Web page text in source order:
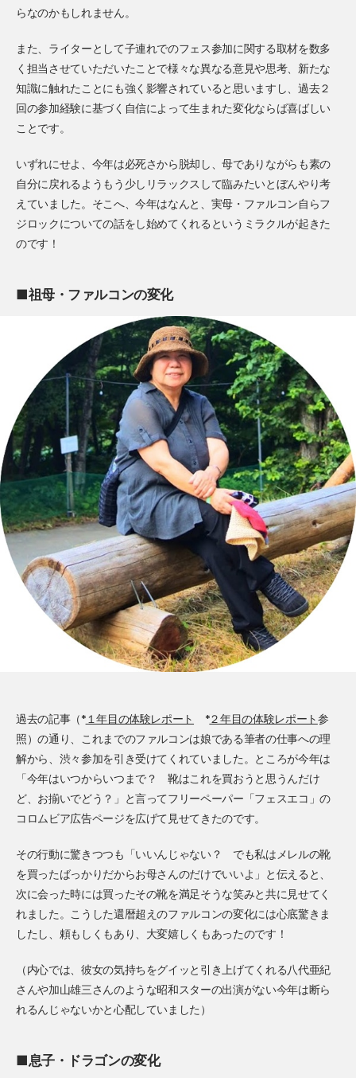
らなのかもしれません。
また、ライターとして子連れでのフェス参加に関する取材を数多
く担当させていただいたことで様々な異なる意見や思考、新たな
知識に触れたことにも強く影響されていると思いますし、過去２
回の参加経験に基づく自信によって生まれた変化ならば喜ばしい
ことです。
いずれにせよ、今年は必死さから脱却し、母でありながらも素の
自分に戻れるようもう少しリラックスして臨みたいとぼんやり考
えていました。そこへ、今年はなんと、実母・ファルコン自らフ
ジロックについての話をし始めてくれるというミラクルが起きた
のです！
■祖母・ファルコンの変化
過去の記事（*１年目の体験レポート *２年目の体験レポート参
照）の通り、これまでのファルコンは娘である筆者の仕事への理
解から、渋々参加を引き受けてくれていました。ところが今年は
「今年はいつからいつまで？ 靴はこれを買おうと思うんだけ
ど、お揃いでどう？」と言ってフリーペーパー「フェスエコ」の
コロムビア広告ページを広げて見せてきたのです。
その行動に驚きつつも「いいんじゃない？ でも私はメレルの靴
を買ったばっかりだからお母さんのだけでいいよ」と伝えると、
次に会った時には買ったその靴を満足そうな笑みと共に見せてく
れました。こうした還暦超えのファルコンの変化には心底驚きま
したし、頼もしくもあり、大変嬉しくもあったのです！
（内心では、彼女の気持ちをグイッと引き上げてくれる八代亜紀
さんや加山雄三さんのような昭和スターの出演がない今年は断ら
れるんじゃないかと心配していました）
■息子・ドラゴンの変化